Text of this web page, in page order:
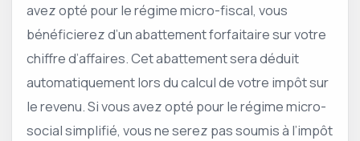
avez opté pour le régime micro-fiscal, vous
bénéficierez d’un abattement forfaitaire sur votre
chiffre d’affaires. Cet abattement sera déduit
automatiquement lors du calcul de votre impôt sur
le revenu. Si vous avez opté pour le régime micro-
social simplifié, vous ne serez pas soumis à l’impôt